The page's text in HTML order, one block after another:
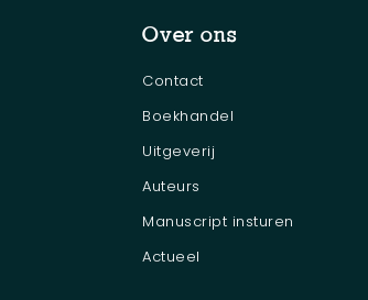
Over ons
Contact
Boekhandel
Uitgeverij
Auteurs
Manuscript insturen
Actueel